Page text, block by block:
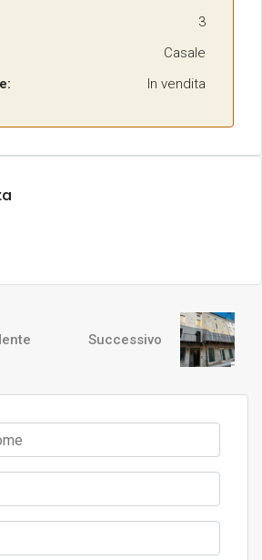
3
Casale
In vendita
Successivo